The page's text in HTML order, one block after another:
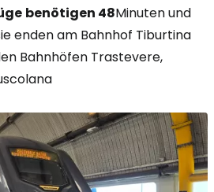
benötigen 48Minuten und
enden am Bahnhof Tiburtina
Bahnhöfen Trastevere,